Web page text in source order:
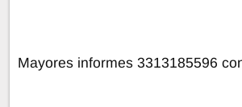
Mayores informes 3313185596